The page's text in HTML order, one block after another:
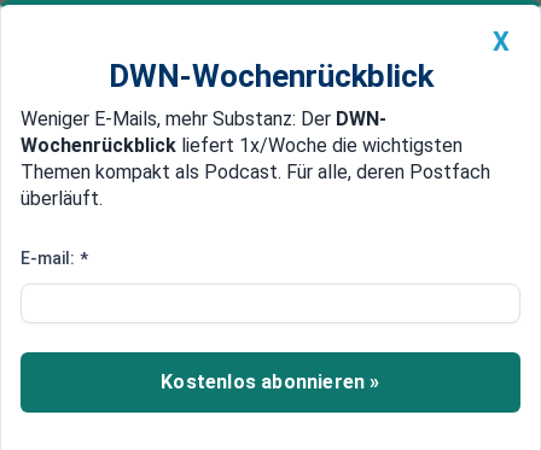
Newsticker MEIN DWN: Geldanlage Premium
Edelmetalle DWN-Magazin China
EU sieht Reformen
EU stellt der Ukraine 600
Millionen Euro in Aussicht
Die europäischen Steuerzahler sollen weitere
X
DWN-Wochenrückblick
Weniger E-Mails, mehr Substanz: Der DWN-
Wochenrückblick liefert 1x/Woche die wichtigsten
Themen kompakt als Podcast. Für alle, deren Postfach
überläuft.
E-mail: *
Kostenlos abonnieren »